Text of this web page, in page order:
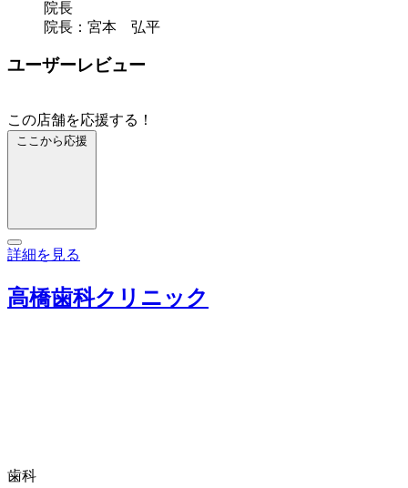
院長
院長：宮本 弘平
ユーザーレビュー
この店舗を応援する！
ここから応援
詳細を見る
高橋歯科クリニック
歯科